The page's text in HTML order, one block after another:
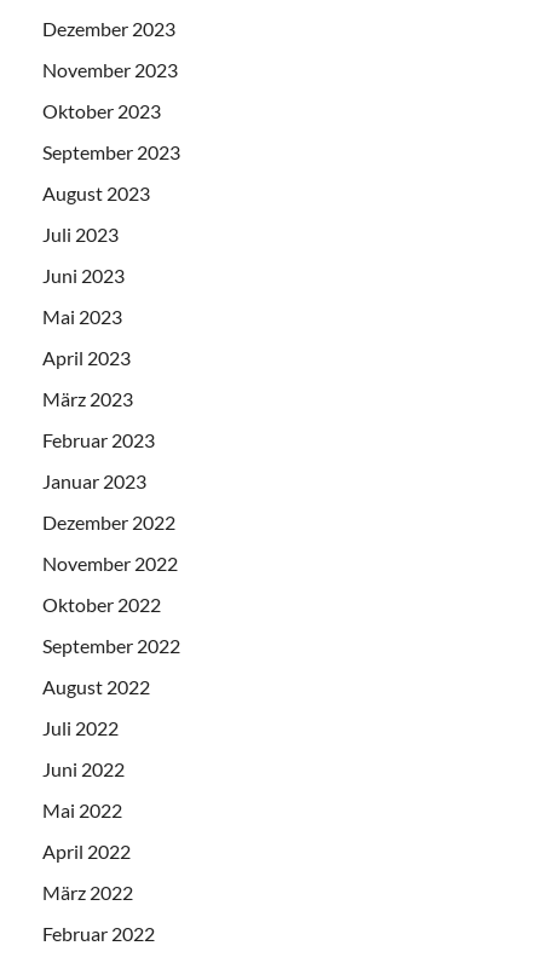
Dezember 2023
November 2023
Oktober 2023
September 2023
August 2023
Juli 2023
Juni 2023
Mai 2023
April 2023
März 2023
Februar 2023
Januar 2023
Dezember 2022
November 2022
Oktober 2022
September 2022
August 2022
Juli 2022
Juni 2022
Mai 2022
April 2022
März 2022
Februar 2022